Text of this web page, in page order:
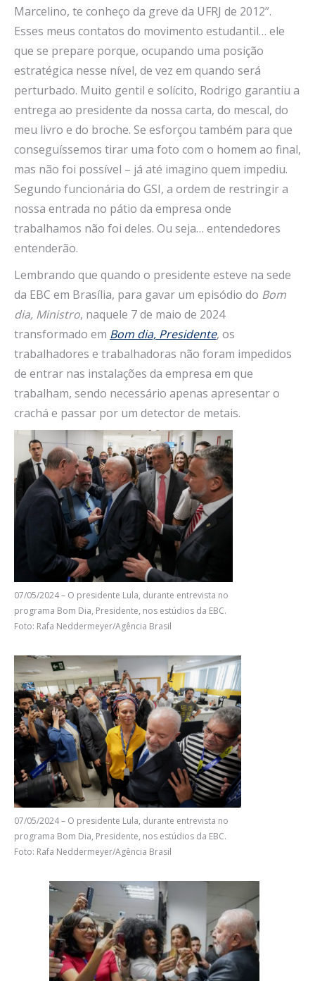
Marcelino, te conheço da greve da UFRJ de 2012”.
Esses meus contatos do movimento estudantil… ele
que se prepare porque, ocupando uma posição
estratégica nesse nível, de vez em quando será
perturbado. Muito gentil e solícito, Rodrigo garantiu a
entrega ao presidente da nossa carta, do mescal, do
meu livro e do broche. Se esforçou também para que
conseguíssemos tirar uma foto com o homem ao final,
mas não foi possível – já até imagino quem impediu.
Segundo funcionária do GSI, a ordem de restringir a
nossa entrada no pátio da empresa onde
trabalhamos não foi deles. Ou seja… entendedores
entenderão.
Lembrando que quando o presidente esteve na sede
da EBC em Brasília, para gavar um episódio do Bom
dia, Ministro, naquele 7 de maio de 2024
transformado em Bom dia, Presidente, os
trabalhadores e trabalhadoras não foram impedidos
de entrar nas instalações da empresa em que
trabalham, sendo necessário apenas apresentar o
crachá e passar por um detector de metais.
07/05/2024 – O presidente Lula, durante entrevista no
programa Bom Dia, Presidente, nos estúdios da EBC.
Foto: Rafa Neddermeyer/Agência Brasil
07/05/2024 – O presidente Lula, durante entrevista no
programa Bom Dia, Presidente, nos estúdios da EBC.
Foto: Rafa Neddermeyer/Agência Brasil